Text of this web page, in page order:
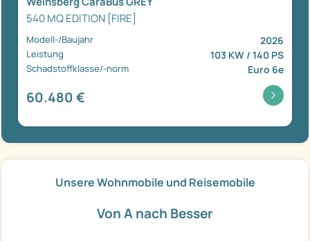
540 MQ EDITION [FIRE]
Modell-/Baujahr 2026
Leistung 103 KW / 140 PS
Schadstoffklasse/-norm Euro 6e
60.480 €
Unsere Wohnmobile und Reisemobile
Von A nach Besser